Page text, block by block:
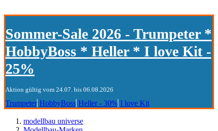
Sommer-Sale 2026 - Trumpeter *
HobbyBoss * Heller * I love Kit -
25%
Aktion gültig vom 24.07. bis 06.08.2026
Trumpeter HobbyBoss Heller - 30% I love Kit
modellbau universe